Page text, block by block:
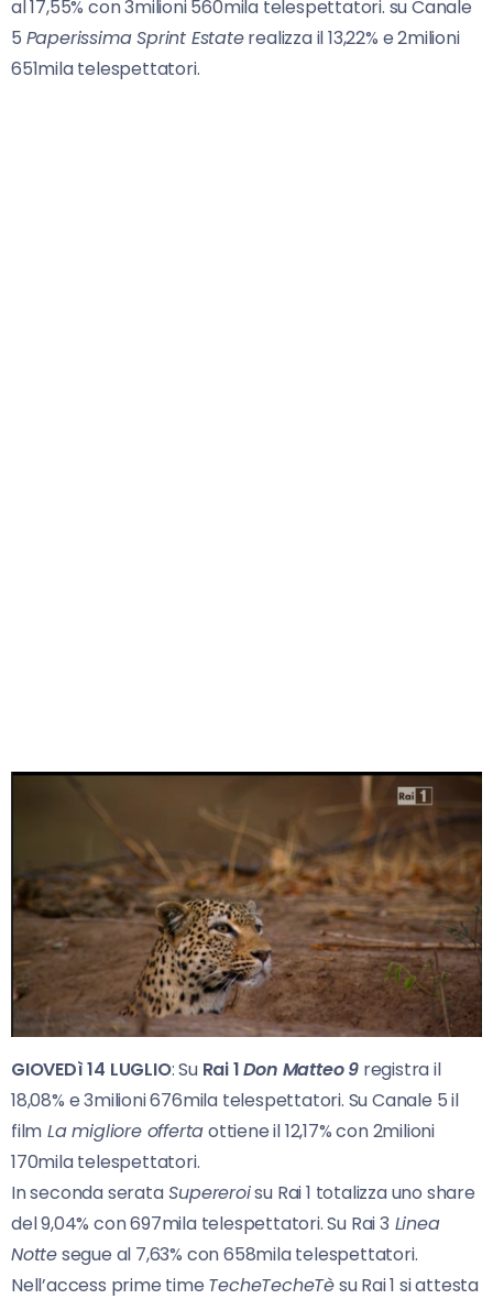
al 17,55% con 3milioni 560mila telespettatori. su Canale
5 Paperissima Sprint Estaterealizza il 13,22% e 2milioni
651mila telespettatori.
GIOVEDì 14 LUGLIO: Su Rai 1Don Matteo 9 registra il
18,08% e 3milioni 676mila telespettatori. Su Canale 5 il
film La migliore offertaottiene il 12,17% con 2milioni
170mila telespettatori.
In seconda serataSupereroisu Rai 1 totalizza uno share
del 9,04% con 697mila telespettatori. Su Rai 3 Linea
Nottesegue al 7,63% con 658mila telespettatori.
Nell’access prime time TecheTecheTèsu Rai 1 si attesta